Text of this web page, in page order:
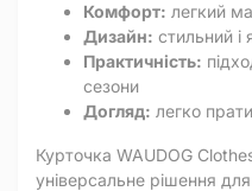
Комфорт: легкий
Дизайн: стильний
Практичність:
сезони
Догляд: легко
Курточка WAUDOG
універсальне рішення